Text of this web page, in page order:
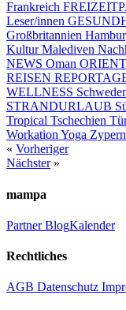
Frankreich
Leser/innen
Großbritannien
KulturMalediven
NEWS Oman ORIENT
REISEN
WELLNESS
STRANDURLAUB
Tropical Tschechien
Workation Yoga Zypern
« Vorheriger
Nächster»
mampa
PartnerBlogKalender
Rechtliches
AGB Datenschutz